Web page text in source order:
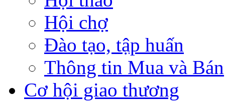
Hội chợ
Đào tạo, tập huấn
Thông tin Mua và Bán
Cơ hội giao thương